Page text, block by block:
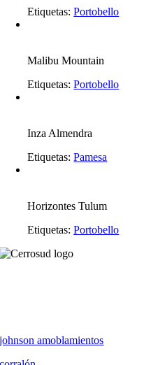
Etiquetas:Portobello
Malibu Mountain
Etiquetas:Portobello
Inza Almendra
Etiquetas:Pamesa
Horizontes Tulum
Etiquetas:Portobello
johnson amoblamientos